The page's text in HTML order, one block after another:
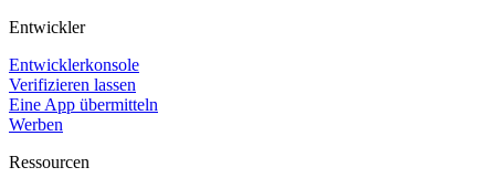
Entwickler
Entwicklerkonsole
Verifizieren lassen
Eine App übermitteln
Werben
Ressourcen